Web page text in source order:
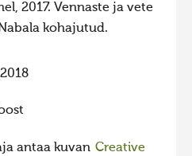
2017. Vennaste ja vete
kohajutud.
antaa kuvan Creative